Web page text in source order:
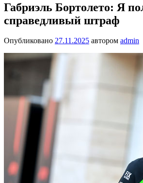
Габриэль Бортолето: Я
справедливый штраф
Опубликовано 27.11.2025 автором admin